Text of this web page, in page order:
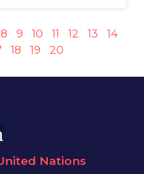
8 9 10 11 12 13
14
18 19 20
Nations